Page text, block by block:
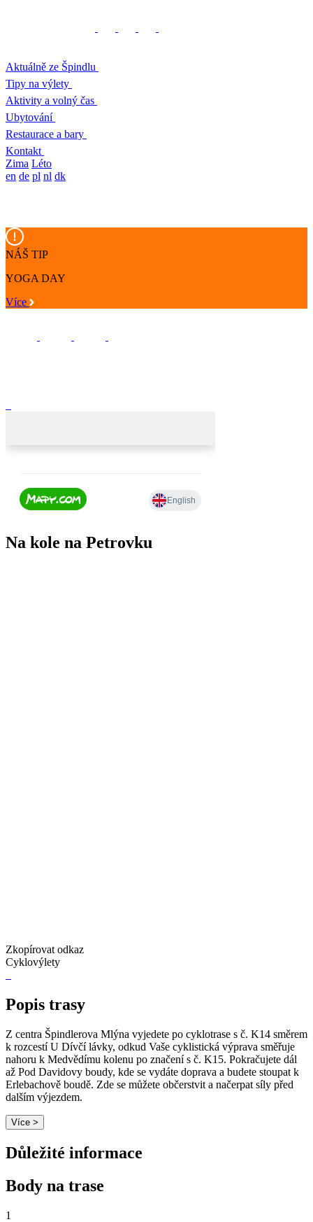
Aktuálně ze Špindlu
Tipy na výlety
Aktivity a volný čas
Ubytování
Restaurace a bary
Kontakt
Zima Léto
en de pl nl dk
NÁŠ TIP
YOGA DAY
Více
Na kole na Petrovku
Zkopírovat odkaz
Cyklovýlety
Popis trasy
Z centra Špindlerova Mlýna vyjedete po cyklotrase s č. K14 směrem
k rozcestí U Dívčí lávky, odkud Vaše cyklistická výprava směřuje
nahoru k Medvědímu kolenu po značení s č. K15. Pokračujete dál
až Pod Davidovy boudy, kde se vydáte doprava a budete stoupat k
Erlebachově boudě. Zde se můžete občerstvit a načerpat síly před
dalším výjezdem.
Více >
Důležité informace
Body na trase
1